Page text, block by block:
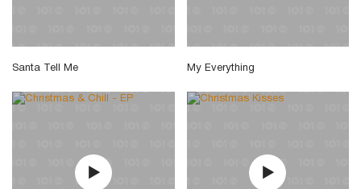
Santa Tell Me My Everything